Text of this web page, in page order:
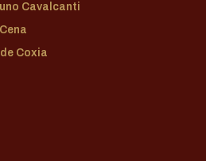
Cavalcanti
Coxia